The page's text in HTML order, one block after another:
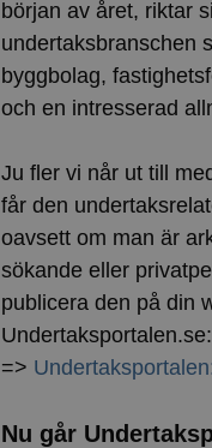
början av året, riktar
undertaksbranschen
byggbolag,
och en intresserad
Ju fler vi når ut till
får den
oavsett om man är
sökande eller
publicera den på din
Undertaksportalen.se:
=>
Nu går